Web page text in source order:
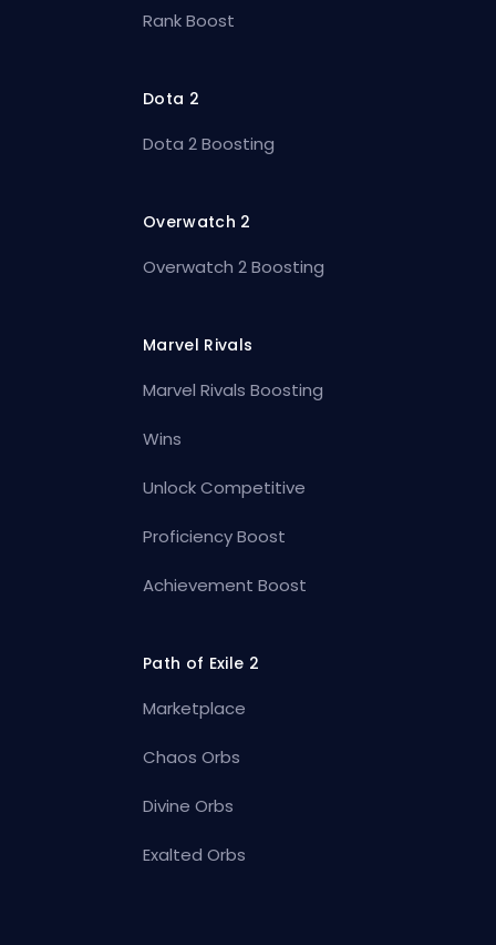
Rank Boost
Dota 2
Dota 2 Boosting
Overwatch 2
Overwatch 2 Boosting
Marvel Rivals
Marvel Rivals Boosting
Wins
Unlock Competitive
Proficiency Boost
Achievement Boost
Path of Exile 2
Marketplace
Chaos Orbs
Divine Orbs
Exalted Orbs